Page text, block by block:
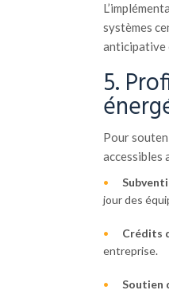
systèmes
anticipative
5.
Pour
accessibles
jour des
Crédits
entreprise.
Soutien